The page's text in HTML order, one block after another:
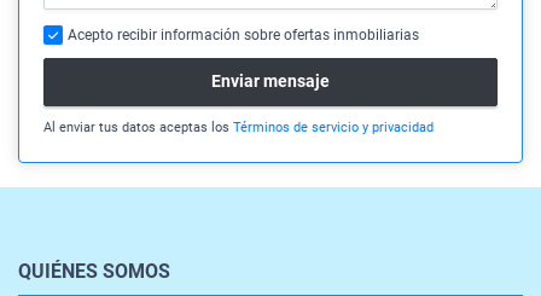
Acepto recibir información sobre ofertas inmobiliarias
Enviar mensaje
Al enviar tus datos aceptas los Términos de servicio y privacidad
QUIÉNES SOMOS